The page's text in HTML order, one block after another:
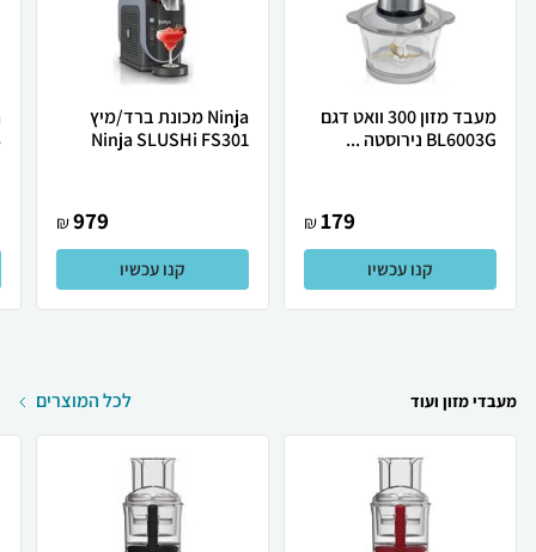
מעבד מזון 300 וואט דגם
BL6003G נירוסטה ...
179
₪
קנו עכשיו
Ninja מכונת ברד/מיץ
Ninja SLUSHi FS301
979
₪
קנו עכשיו
מעבדי מזון ועוד לכל המוצרים